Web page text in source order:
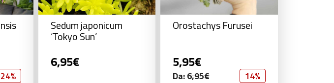
24%
Sedum japonicum
‘Tokyo Sun’
6,95€
Orostachys Furusei
5,95€
Da:6,95€ 14%